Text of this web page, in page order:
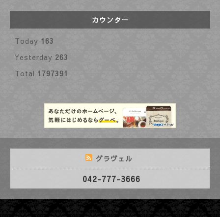
カウンター
Today 163
Yesterday 263
Total 1797391
グラヴェル
042-777-3666